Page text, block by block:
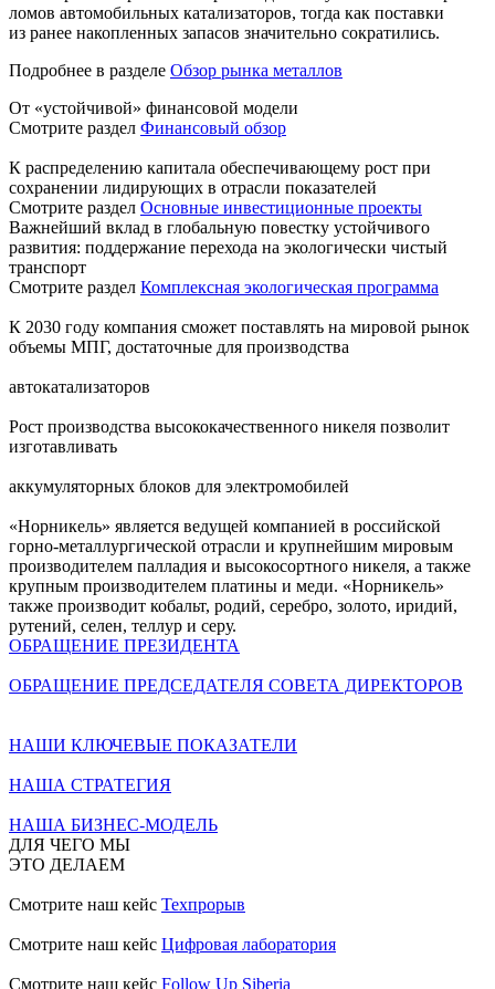
ломов автомобильных катализаторов, тогда как поставки
из ранее накопленных запасов значительно сократились.
Подробнее в разделе Обзор рынка металлов
От «устойчивой» финансовой модели
Смотрите раздел Финансовый обзор
К распределению капитала обеспечивающему рост при
сохранении лидирующих в отрасли показателей
Смотрите раздел Основные инвестиционные проекты
Важнейший вклад в глобальную повестку устойчивого
развития: поддержание перехода на экологически чистый
транспорт
Смотрите раздел Комплексная экологическая программа
К 2030 году компания сможет поставлять на мировой рынок
объемы МПГ, достаточные для производства
автокатализаторов
Рост производства высококачественного никеля позволит
изготавливать
аккумуляторных блоков для электромобилей
«Норникель» является ведущей компанией в российской
горно-металлургической отрасли и крупнейшим мировым
производителем палладия и высокосортного никеля, а также
крупным производителем платины и меди. «Норникель»
также производит кобальт, родий, серебро, золото, иридий,
рутений, селен, теллур и серу.
ОБРАЩЕНИЕ ПРЕЗИДЕНТА
ОБРАЩЕНИЕ ПРЕДСЕДАТЕЛЯ СОВЕТА ДИРЕКТОРОВ
НАШИ КЛЮЧЕВЫЕ ПОКАЗАТЕЛИ
НАША СТРАТЕГИЯ
НАША БИЗНЕС-МОДЕЛЬ
ДЛЯ ЧЕГО МЫ
ЭТО ДЕЛАЕМ
Смотрите наш кейс Техпрорыв
Смотрите наш кейс Цифровая лаборатория
Смотрите наш кейс Follow Up Siberia